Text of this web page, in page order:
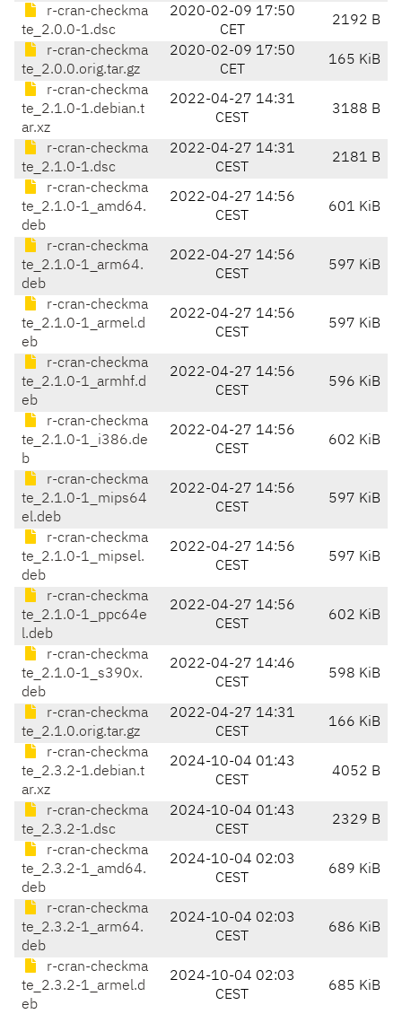
r-cran-checkma
te_2.0.0-1.dsc
2020-02-09 17:50
CET
2192 B
r-cran-checkma
te_2.0.0.orig.tar.gz
2020-02-09 17:50
CET
165 KiB
r-cran-checkma
te_2.1.0-1.debian.t
ar.xz
2022-04-27 14:31
CEST
3188 B
r-cran-checkma
te_2.1.0-1.dsc
2022-04-27 14:31
CEST
2181 B
r-cran-checkma
te_2.1.0-1_amd64.
deb
2022-04-27 14:56
CEST
601 KiB
r-cran-checkma
te_2.1.0-1_arm64.
deb
2022-04-27 14:56
CEST
597 KiB
r-cran-checkma
te_2.1.0-1_armel.d
eb
2022-04-27 14:56
CEST
597 KiB
r-cran-checkma
te_2.1.0-1_armhf.d
eb
2022-04-27 14:56
CEST
596 KiB
r-cran-checkma
te_2.1.0-1_i386.de
b
2022-04-27 14:56
CEST
602 KiB
r-cran-checkma
te_2.1.0-1_mips64
el.deb
2022-04-27 14:56
CEST
597 KiB
r-cran-checkma
te_2.1.0-1_mipsel.
deb
2022-04-27 14:56
CEST
597 KiB
r-cran-checkma
te_2.1.0-1_ppc64e
l.deb
2022-04-27 14:56
CEST
602 KiB
r-cran-checkma
te_2.1.0-1_s390x.
deb
2022-04-27 14:46
CEST
598 KiB
r-cran-checkma
te_2.1.0.orig.tar.gz
2022-04-27 14:31
CEST
166 KiB
r-cran-checkma
te_2.3.2-1.debian.t
ar.xz
2024-10-04 01:43
CEST
4052 B
r-cran-checkma
te_2.3.2-1.dsc
2024-10-04 01:43
CEST
2329 B
r-cran-checkma
te_2.3.2-1_amd64.
deb
2024-10-04 02:03
CEST
689 KiB
r-cran-checkma
te_2.3.2-1_arm64.
deb
2024-10-04 02:03
CEST
686 KiB
r-cran-checkma
te_2.3.2-1_armel.d
eb
2024-10-04 02:03
CEST
685 KiB